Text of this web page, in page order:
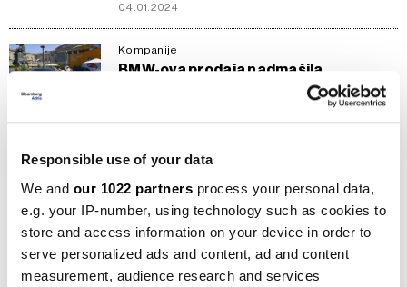
Responsible use of your data
We and our 1022 partners process your personal data,
e.g. your IP-number, using technology such as cookies to
store and access information on your device in order to
serve personalized ads and content, ad and content
measurement, audience research and services
04.01.2024
Kompanije
BMW-ova prodaja nadmašila
Kina podstiče veću upotrebu
električnih automobila u ruralnim
djelovima
11.06.2023